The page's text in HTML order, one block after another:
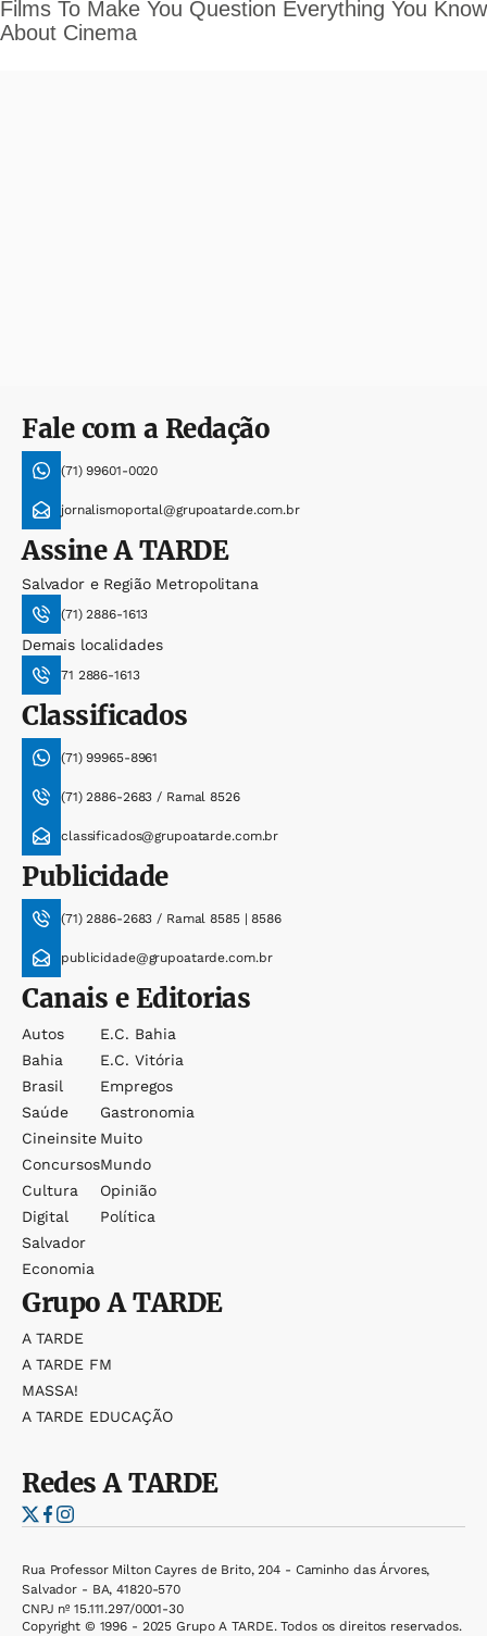
Fale com a Redação
(71) 99601-0020
jornalismoportal@grupoatarde.com.br
AssineA TARDE
Salvador e Região Metropolitana
(71) 2886-1613
Demais localidades
71 2886-1613
Classificados
(71) 99965-8961
(71) 2886-2683 / Ramal 8526
classificados@grupoatarde.com.br
Publicidade
(71) 2886-2683 / Ramal 8585 | 8586
publicidade@grupoatarde.com.br
Canais e Editorias
Autos
Bahia
Brasil
Saúde
Cineinsite
Concursos
Cultura
Digital
Salvador
Economia
E.c. Bahia
E.c. Vitória
Empregos
Gastronomia
Muito
Mundo
Opinião
Política
GrupoA TARDE
A TARDE
A TARDE FM
MASSA!
A TARDE EDUCAÇÃO
RedesA TARDE
Rua Professor Milton Cayres de Brito, 204 - Caminho das Árvores,
Salvador - BA, 41820-570
CNPJ nº 15.111.297/0001-30
Copyright © 1996 - 2025 Grupo A TARDE. Todos os direitos reservados.